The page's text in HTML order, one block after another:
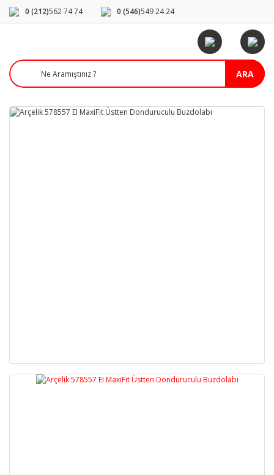
0 (212)562 74 74 0 (546)549 24 24
ARA